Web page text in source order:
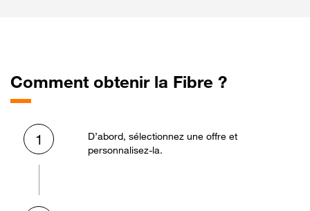
Comment obtenir la Fibre ?
1
D’abord, sélectionnez une offre et
personnalisez-la.